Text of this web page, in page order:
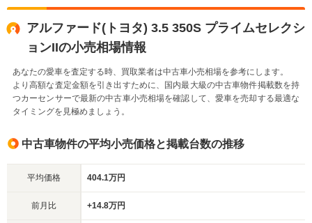
アルファード(トヨタ) 3.5 350S プライムセレクシ
ョンIIの小売相場情報
あなたの愛車を査定する時、買取業者は中古車小売相場を参考にします。
より高額な査定金額を引き出すために、国内最大級の中古車物件掲載数を持
つカーセンサーで最新の中古車小売相場を確認して、愛車を売却する最適な
タイミングを見極めましょう。
中古車物件の平均小売価格と掲載台数の推移
平均価格 404.1万円
前月比 +14.8万円